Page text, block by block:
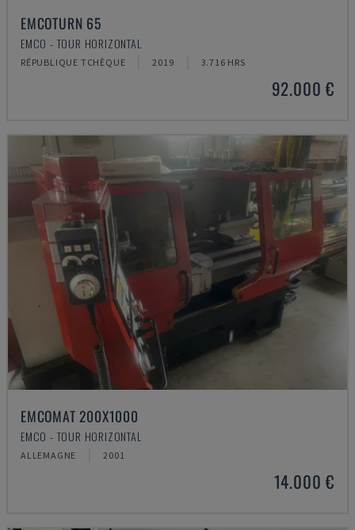
EMCOTURN 65
EMCO - TOUR HORIZONTAL
RÉPUBLIQUE TCHÈQUE 2019 3.716 HRS
92.000 €
EMCOMAT 200X1000
EMCO - TOUR HORIZONTAL
ALLEMAGNE 2001
14.000 €